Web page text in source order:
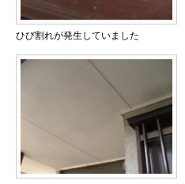
ひび割れが発生していました